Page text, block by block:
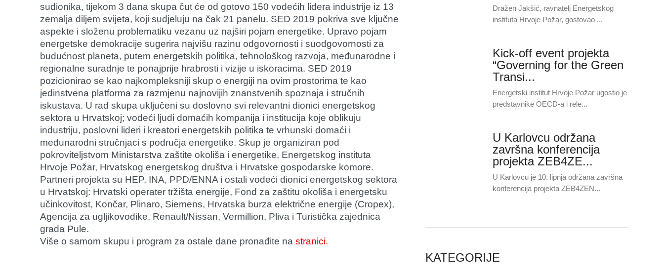
sudionika, tijekom 3 dana skupa čut će od gotovo 150 vodećih lidera industrije iz 13
zemalja diljem svijeta, koji sudjeluju na čak 21 panelu. SED 2019 pokriva sve ključne
aspekte i složenu problematiku vezanu uz najširi pojam energetike. Upravo pojam
energetske demokracije sugerira najvišu razinu odgovornosti i suodgovornosti za
budućnost planeta, putem energetskih politika, tehnološkog razvoja, međunarodne i
regionalne suradnje te ponajprije hrabrosti i vizije u iskoracima. SED 2019
pozicionirao se kao najkompleksniji skup o energiji na ovim prostorima te kao
jedinstvena platforma za razmjenu najnovijih znanstvenih spoznaja i stručnih
iskustava. U rad skupa uključeni su doslovno svi relevantni dionici energetskog
sektora u Hrvatskoj; vodeći ljudi domaćih kompanija i institucija koje oblikuju
industriju, poslovni lideri i kreatori energetskih politika te vrhunski domaći i
međunarodni stručnjaci s područja energetike. Skup je organiziran pod
pokroviteljstvom Ministarstva zaštite okoliša i energetike, Energetskog instituta
Hrvoje Požar, Hrvatskog energetskog društva i Hrvatske gospodarske komore.
Partneri projekta su HEP, INA, PPD/ENNA i ostali vodeći dionici energetskog sektora
u Hrvatskoj: Hrvatski operater tržišta energije, Fond za zaštitu okoliša i energetsku
učinkovitost, Končar, Plinaro, Siemens, Hrvatska burza električne energije (Cropex),
Agencija za ugljikovodike, Renault/Nissan, Vermillion, Pliva i Turistička zajednica
grada Pule.
Više o samom skupu i program za ostale dane pronađite na stranici.
Dražen Jakšić, ravnatelj Energetskog
instituta Hrvoje Požar, gostovao ...
Kick-off event projekta
“Governing for the Green
Transi...
Energetski institut Hrvoje Požar ugostio je
predstavnike OECD-a i rele...
U Karlovcu održana
završna konferencija
projekta ZEB4ZE...
U Karlovcu je 10. lipnja održana završna
konferencija projekta ZEB4ZEN...
KATEGORIJE